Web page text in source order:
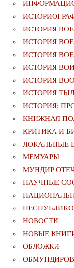
ИСТОРИЯ
ИСТОРИЯ
ИСТОРИЯ
ИСТОРИЯ
ИСТОРИЯ
ИСТОРИЯ
ИСТОРИЯ:
КНИЖНАЯ
КРИТИКА И
ЛОКАЛЬНЫЕ
МЕМУАРЫ
МУНДИР
НАУЧНЫЕ
НОВОСТИ
НОВЫЕ
ОБЛОЖКИ